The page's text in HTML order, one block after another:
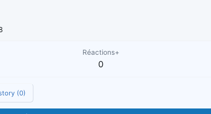
Réactions+
0
(0)